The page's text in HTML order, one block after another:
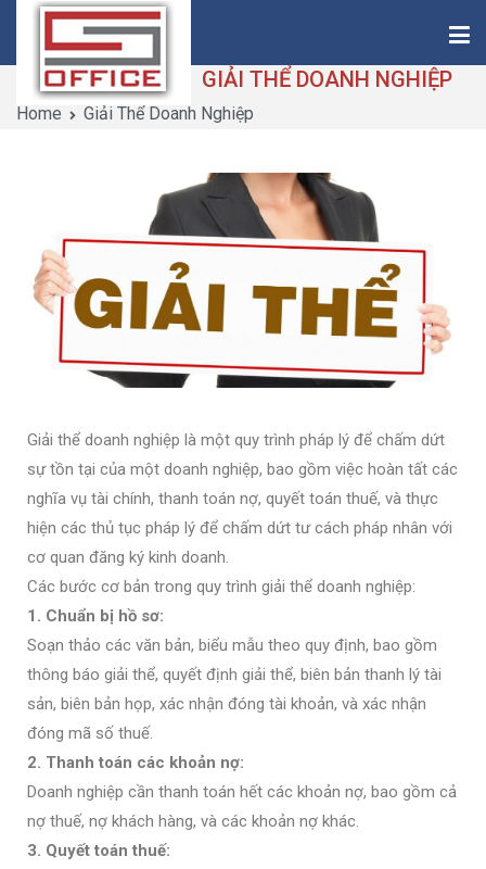
Saigon-Office
Saving Is Solution
GIẢI THỂ DOANH NGHIỆP
Home Giải Thể Doanh Nghiệp
Giải thể doanh nghiệp là một quy trình pháp lý để chấm dứt
sự tồn tại của một doanh nghiệp, bao gồm việc hoàn tất các
nghĩa vụ tài chính, thanh toán nợ, quyết toán thuế, và thực
hiện các thủ tục pháp lý để chấm dứt tư cách pháp nhân với
cơ quan đăng ký kinh doanh.
Các bước cơ bản trong quy trình giải thể doanh nghiệp:
1. Chuẩn bị hồ sơ:
Soạn thảo các văn bản, biểu mẫu theo quy định, bao gồm
thông báo giải thể, quyết định giải thể, biên bản thanh lý tài
sản, biên bản họp, xác nhận đóng tài khoản, và xác nhận
đóng mã số thuế.
2. Thanh toán các khoản nợ:
Doanh nghiệp cần thanh toán hết các khoản nợ, bao gồm cả
nợ thuế, nợ khách hàng, và các khoản nợ khác.
3. Quyết toán thuế: